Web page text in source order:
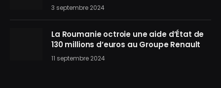
3 septembre 2024
La Roumanie octroie une aide d’État de
130 millions d’euros au Groupe Renault
11 septembre 2024